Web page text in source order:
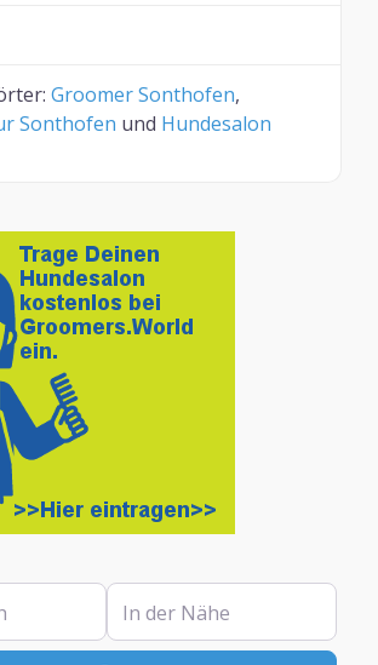
Groomer Sonthofen,
Sonthofen und Hundesalon
In der Nähe